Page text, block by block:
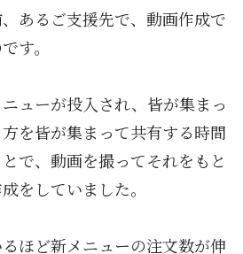
あるご支援先で、動画作成で
す。
ューが投入され、皆が集まっ
を皆が集まって共有する時間
で、動画を撮ってそれをもと
をしていました。
ほど新メニューの注文数が伸